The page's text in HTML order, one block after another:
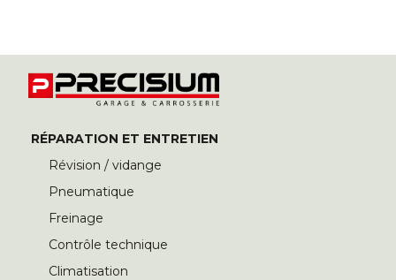
RÉPARATION ET ENTRETIEN
Révision / vidange
Pneumatique
Freinage
Contrôle technique
Climatisation